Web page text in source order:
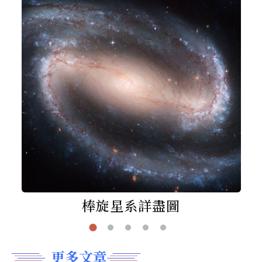
棒旋星系詳盡圖
更多文章